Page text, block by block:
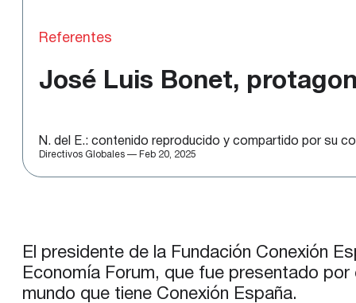
Referentes
José Luis Bonet,
N. del E.: contenido reproducido y compartido por su
Directivos Globales — Feb 20, 2025
El presidente de la Fundación Conexión
Economía Forum, que fue presentado
mundo que tiene Conexión España.